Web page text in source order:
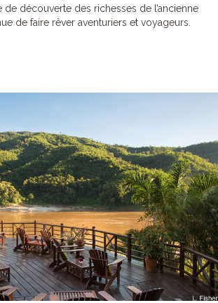
de découverte des richesses de l’ancienne
de faire rêver aventuriers et voyageurs.